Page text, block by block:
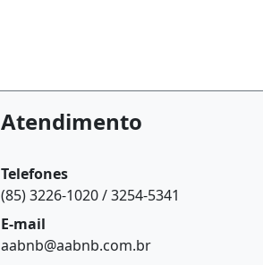
Atendimento
Telefones
(85) 3226-1020 / 3254-5341
E-mail
aabnb@aabnb.com.br